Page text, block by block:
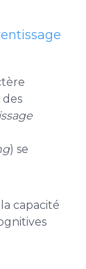
des
) se
capacité